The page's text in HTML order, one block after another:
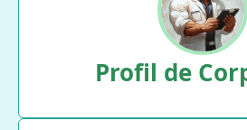
Profil de